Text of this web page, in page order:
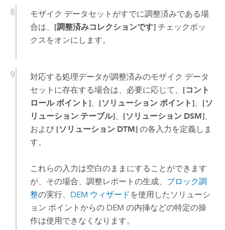
モザイク データセットがすでに調整済みである場
合は、 [調整済みコレクションです]チェックボッ
クスをオンにします。
対応する処理データが調整済みのモザイク データ
セットに存在する場合は、必要に応じて、 [コント
ロール ポイント]、 [ソリューション ポイント]、 [ソ
リューション テーブル]、 [ソリューション DSM]、
および [ソリューション DTM]の各入力を定義しま
す。
これらの入力は空白のままにすることができます
が、その場合、調整レポートの生成、 ブロック調
整の実行、 DEM ウィザード を使用したソリューシ
ョン ポイントからの DEM の内挿などの特定の操
作は使用できなくなります。